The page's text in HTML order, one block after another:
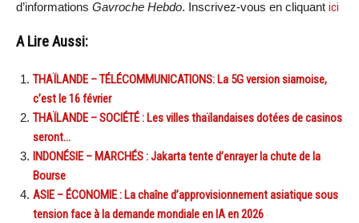
d’informations Gavroche Hebdo. Inscrivez-vous en cliquant ici
A Lire Aussi:
THAÏLANDE – TÉLÉCOMMUNICATIONS: La 5G version siamoise,
c’est le 16 février
THAÏLANDE – SOCIÉTÉ : Les villes thaïlandaises dotées de casinos
seront…
INDONÉSIE – MARCHÉS : Jakarta tente d’enrayer la chute de la
Bourse
ASIE – ÉCONOMIE : La chaîne d’approvisionnement asiatique sous
tension face à la demande mondiale en IA en 2026